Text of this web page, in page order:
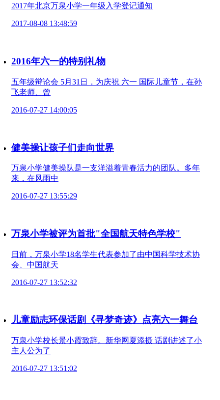
2017年北京万泉小学一年级入学登记通知
2017-08-08 13:48:59
2016年六一的特别礼物
五年级辩论会 5月31日，为庆祝 六一 国际儿童节，在孙
飞老师、曾
2016-07-27 14:00:05
健美操让孩子们走向世界
万泉小学健美操队是一支洋溢着青春活力的团队。多年
来，在风雨中
2016-07-27 13:55:29
万泉小学被评为首批"全国航天特色学校"
日前，万泉小学18名学生代表参加了由中国科学技术协
会、中国航天
2016-07-27 13:52:32
儿童励志环保话剧《寻梦奇迹》点亮六一舞台
万泉小学校长景小霞致辞。新华网夏添摄 话剧讲述了小
主人公为了
2016-07-27 13:51:02